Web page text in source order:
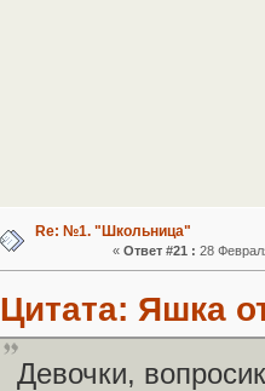
Re: №1. "Школьница"
« Ответ #21 : 28
Цитата: Яшка
Девочки,